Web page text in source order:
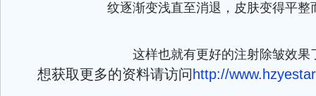
纹逐渐变浅直至消退，皮肤变得平整
这样也就有更好的注射除皱效果
想获取更多的资料请访问 http://